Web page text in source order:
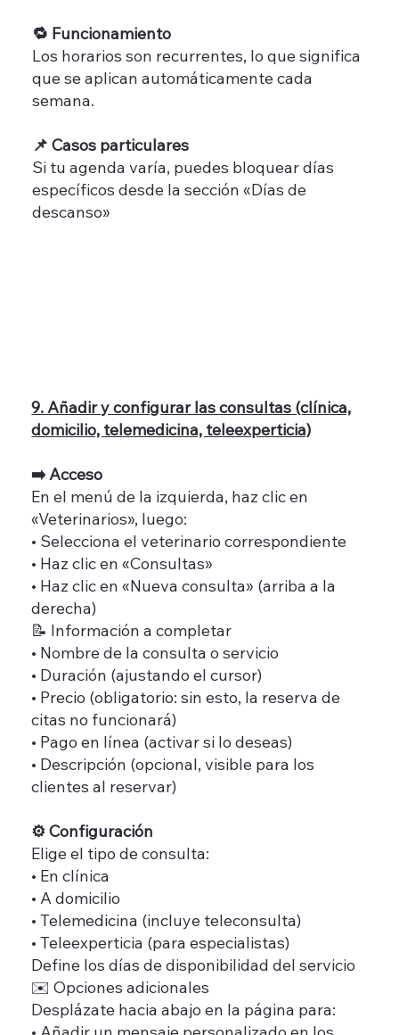
🔁 Funcionamiento
Los horarios son recurrentes, lo que significa
que se aplican automáticamente cada
semana.
📌 Casos particulares
Si tu agenda varía, puedes bloquear días
específicos desde la sección «Días de
descanso»
9. Añadir y configurar las consultas (clínica,
domicilio, telemedicina, teleexperticia)
➡️ Acceso
En el menú de la izquierda, haz clic en
«Veterinarios», luego:
• Selecciona el veterinario correspondiente
• Haz clic en «Consultas»
• Haz clic en «Nueva consulta» (arriba a la
derecha)
📝 Información a completar
• Nombre de la consulta o servicio
• Duración (ajustando el cursor)
• Precio (obligatorio: sin esto, la reserva de
citas no funcionará)
• Pago en línea (activar si lo deseas)
• Descripción (opcional, visible para los
clientes al reservar)
⚙️ Configuración
Elige el tipo de consulta:
• En clínica
• A domicilio
• Telemedicina (incluye teleconsulta)
• Teleexperticia (para especialistas)
Define los días de disponibilidad del servicio
✉️ Opciones adicionales
Desplázate hacia abajo en la página para: